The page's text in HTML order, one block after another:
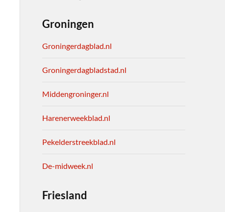
Groningen
Groningerdagblad.nl
Groningerdagbladstad.nl
Middengroninger.nl
Harenerweekblad.nl
Pekelderstreekblad.nl
De-midweek.nl
Friesland